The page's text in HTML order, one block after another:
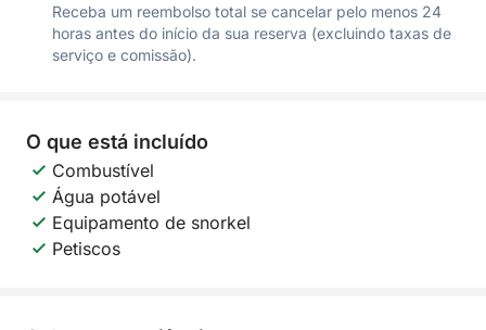
Receba um reembolso total se cancelar pelo menos 24
horas antes do início da sua reserva (excluindo taxas de
serviço e comissão).
O que está incluído
Combustível
Água potável
Equipamento de snorkel
Petiscos